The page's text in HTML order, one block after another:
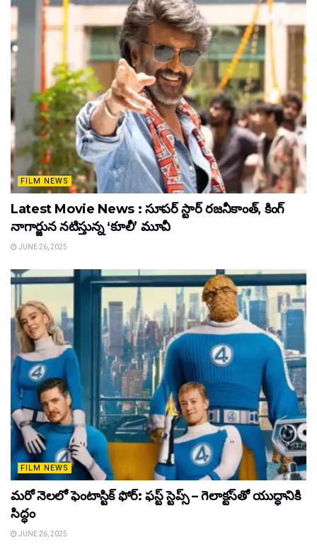
FILM NEWS
Latest Movie News : సూపర్ స్టార్ రజనీకాంత్, కింగ్
నాగార్జున నటిస్తున్న ‘కూలీ’ మూవీ
JUNE 26, 2025
FILM NEWS
మరో నెలలో ఫెంటాస్టిక్ ఫోర్: ఫస్ట్ స్టెప్స్ – గెలాక్టస్‌తో యుద్ధానికి
సిద్ధం
JUNE 26, 2025